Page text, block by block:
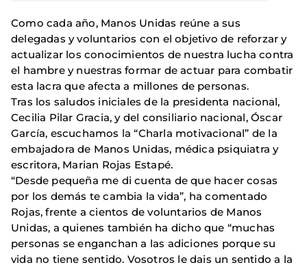
Como cada año, Manos Unidas reúne a sus
delegadas y voluntarios con el objetivo de reforzar y
actualizar los conocimientos de nuestra lucha contra
el hambre y nuestras formar de actuar para combatir
esta lacra que afecta a millones de personas.
Tras los saludos iniciales de la presidenta nacional,
Cecilia Pilar Gracia, y del consiliario nacional, Óscar
García, escuchamos la “Charla motivacional” de la
embajadora de Manos Unidas, médica psiquiatra y
escritora, Marian Rojas Estapé.
“Desde pequeña me di cuenta de que hacer cosas
por los demás te cambia la vida”, ha comentado
Rojas, frente a cientos de voluntarios de Manos
Unidas, a quienes también ha dicho que “muchas
personas se enganchan a las adiciones porque su
vida no tiene sentido. Vosotros le dais un sentido a la